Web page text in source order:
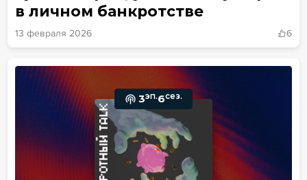
в личном банкротстве
13 февраля 2026 6
3эп.6сез.